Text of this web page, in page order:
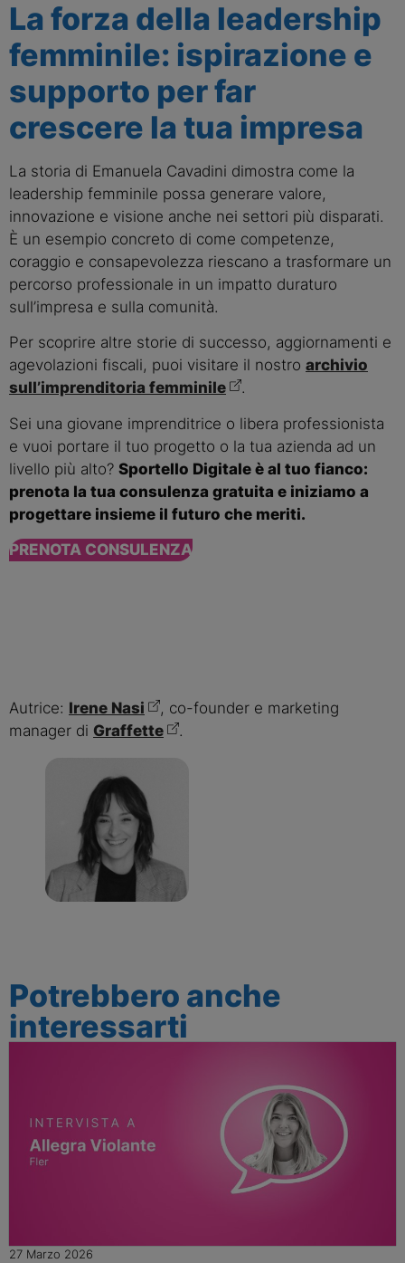
La forza della leadership
femminile: ispirazione e
supporto per far
crescere la tua impresa
La storia di Emanuela Cavadini dimostra come la
leadership femminile possa generare valore,
innovazione e visione anche nei settori più disparati.
È un esempio concreto di come competenze,
coraggio e consapevolezza riescano a trasformare un
percorso professionale in un impatto duraturo
sull’impresa e sulla comunità.
Per scoprire altre storie di successo, aggiornamenti e
agevolazioni fiscali, puoi visitare il nostro archivio
sull’imprenditoria femminile
.
Sei una giovane imprenditrice o libera professionista
e vuoi portare il tuo progetto o la tua azienda ad un
livello più alto? Sportello Digitale è al tuo fianco:
prenota la tua consulenza gratuita e iniziamo a
progettare insieme il futuro che meriti.
PRENOTA CONSULENZA
Autrice: Irene Nasi
, co-founder e marketing
manager di Graffette .
Potrebbero anche
interessarti
27 Marzo 2026